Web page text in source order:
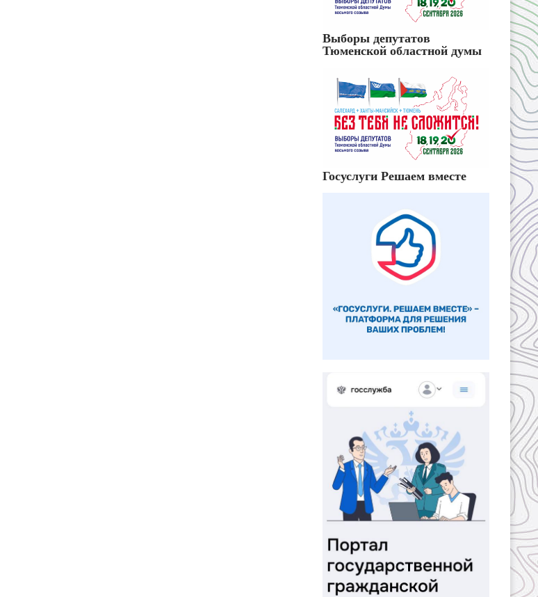
Выборы депутатов
Тюменской областной думы
Госуслуги Решаем вместе